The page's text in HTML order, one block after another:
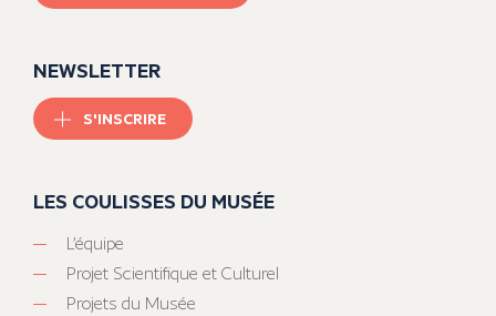
NEWSLETTER
S'INSCRIRE
LES COULISSES DU MUSÉE
L’équipe
Projet Scientifique et Culturel
Projets du Musée